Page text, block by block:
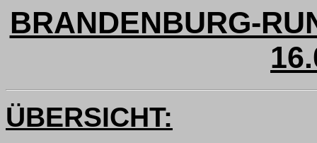
BRANDENBURG-
ÜBERSICHT: